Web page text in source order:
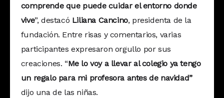
comprende que puede cuidar el entorno donde
vive”, destacó Liliana Cancino, presidenta de la
fundación. Entre risas y comentarios, varias
participantes expresaron orgullo por sus
creaciones. “Me lo voy a llevar al colegio ya tengo
un regalo para mi profesora antes de navidad”
dijo una de las niñas.